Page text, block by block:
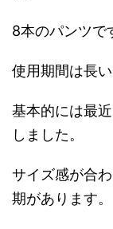
8本のパンツで
使用期間は長
基本的には最
しました。
サイズ感が合
期があります。